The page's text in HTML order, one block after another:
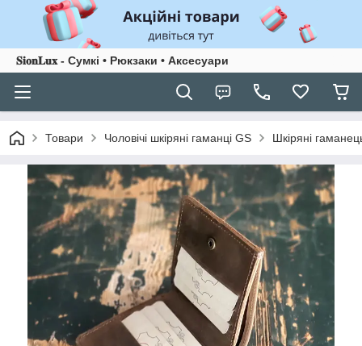
𝐒𝐢𝐨𝐧𝐋𝐮𝐱 - Сумкі • Рюкзаки • Аксесуари
Товари Чоловічі шкіряні гаманці GS Шкіряні